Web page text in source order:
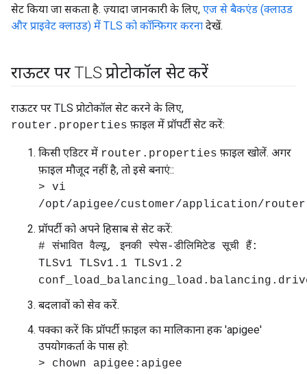
सेट किया जा सकता है. ज़्यादा जानकारी के लिए, एज से बैकएंड (क्लाउड
और प्राइवेट क्लाउड) में TLS को कॉन्फ़िगर करना देखें.
राऊटर पर TLS प्रोटोकॉल सेट करें
राऊटर पर TLS प्रोटोकॉल सेट करने के लिए,
router.properties फ़ाइल में प्रॉपर्टी सेट करें:
किसी एडिटर में router.properties फ़ाइल खोलें. अगर
फ़ाइल मौजूद नहीं है, तो इसे बनाएं::
> vi
/opt/apigee/customer/application/
प्रॉपर्टी को अपने हिसाब से सेट करें:
# संभावित वैल्यू, इनकी स्पेस-डीलिमिटेड सूची हैं:
TLSv1 TLSv1.1 TLSv1.2
बदलावों को सेव करें.
पक्का करें कि प्रॉपर्टी फ़ाइल का मालिकाना हक 'apigee'
उपयोगकर्ता के पास हो:
> chown apigee:apigee